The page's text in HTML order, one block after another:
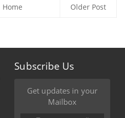
Older Post
Home
Subscribe Us
Get updates in your
Mailbox